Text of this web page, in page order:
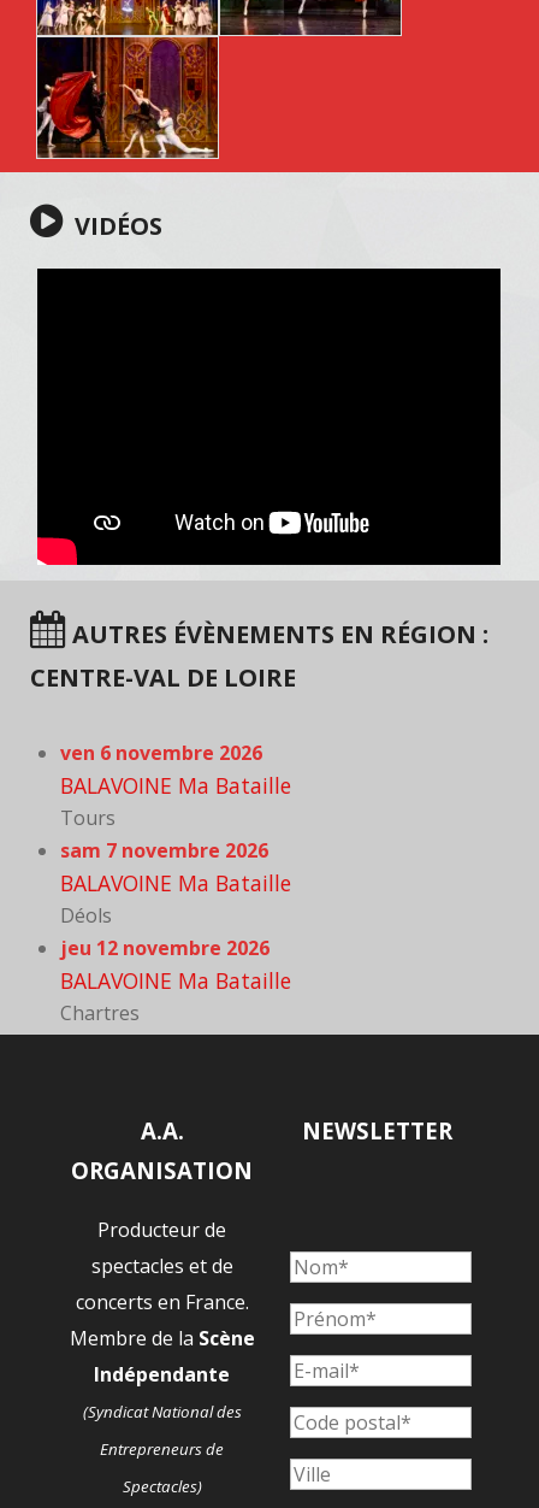
VIDÉOS
AUTRES ÉVÈNEMENTS EN RÉGION :
CENTRE-VAL DE LOIRE
ven 6 novembre 2026
BALAVOINE Ma Bataille
Tours
sam 7 novembre 2026
BALAVOINE Ma Bataille
Déols
jeu 12 novembre 2026
BALAVOINE Ma Bataille
Chartres
A.A.
ORGANISATION
Producteur de
spectacles et de
concerts en France.
Membre de la Scène
Indépendante
(Syndicat National des
Entrepreneurs de
Spectacles)
NEWSLETTER